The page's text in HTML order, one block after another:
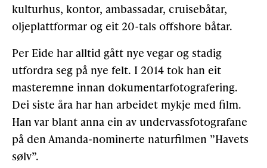
kulturhus, kontor, ambassadar, cruisebåtar,
oljeplattformar og eit 20-tals offshore båtar.
Per Eide har alltid gått nye vegar og stadig
utfordra seg på nye felt. I 2014 tok han eit
masteremne innan dokumentarfotografering.
Dei siste åra har han arbeidet mykje med film.
Han var blant anna ein av undervassfotografane
på den Amanda-nominerte naturfilmen ”Havets
sølv”.